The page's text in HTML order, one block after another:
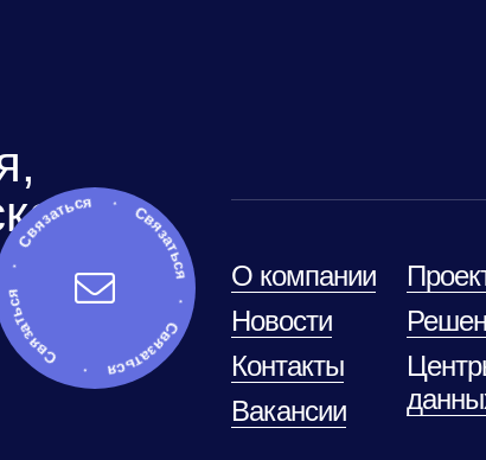
· Связаться · Связаться ·
О компании
Новости
Контакты
Вакансии